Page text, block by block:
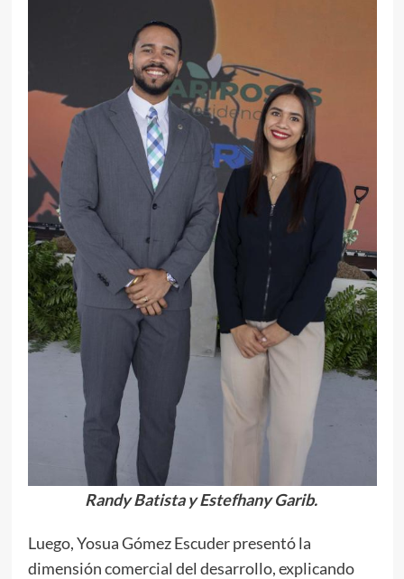
Randy Batista y Estefhany Garib.
Luego, Yosua Gómez Escuder presentó la
dimensión comercial del desarrollo, explicando